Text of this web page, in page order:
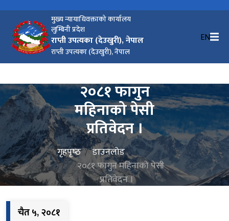
मुख्य न्यायाधिवक्ताको कार्यालय
लुम्बिनी प्रदेश
राप्ती उपत्यका (देउखुरी), नेपाल
राप्ती उपत्यका (देउखुरी), नेपाल
EN
२०८१ फागुन
महिनाको पेसी
प्रतिवेदन ।
गृहपृष्‍ठ
डाउनलोड
२०८१ फागुन महिनाको पेसी
प्रतिवेदन ।
चैत ५, २०८१